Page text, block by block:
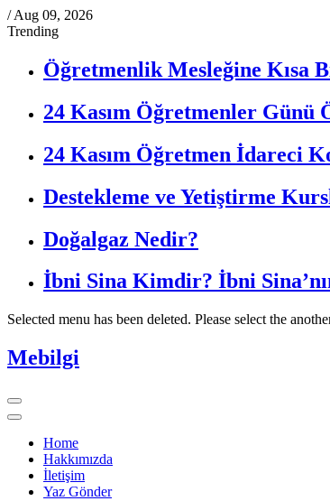
/ Aug 09, 2026
Trending
Öğretmenlik Mesleğine Kısa
24 Kasım Öğretmenler Günü
24 Kasım Öğretmen İdareci
Destekleme ve Yetiştirme
Doğalgaz Nedir?
İbni Sina Kimdir? İbni
Selected menu has been deleted. Please select the
Mebilgi
Home
Hakkımızda
İletişim
Yaz Gönder